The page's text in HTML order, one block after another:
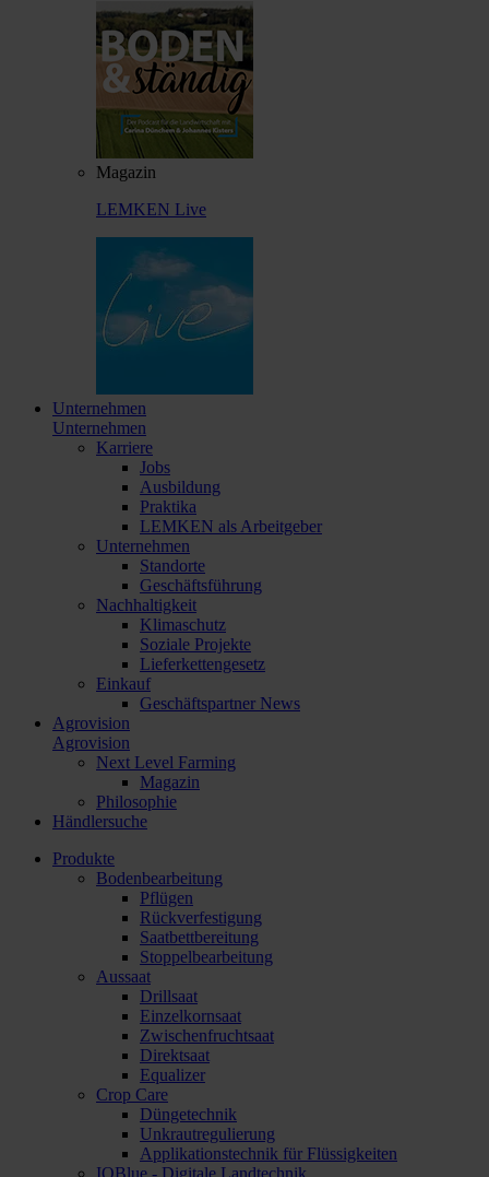
Magazin
LEMKEN Live
Unternehmen
Unternehmen
Karriere
Jobs
Ausbildung
Praktika
LEMKEN als Arbeitgeber
Unternehmen
Standorte
Geschäftsführung
Nachhaltigkeit
Klimaschutz
Soziale Projekte
Lieferkettengesetz
Einkauf
Geschäftspartner News
Agrovision
Agrovision
Next Level Farming
Magazin
Philosophie
Händlersuche
Produkte
Bodenbearbeitung
Pflügen
Rückverfestigung
Saatbettbereitung
Stoppelbearbeitung
Aussaat
Drillsaat
Einzelkornsaat
Zwischenfruchtsaat
Direktsaat
Equalizer
Crop Care
Düngetechnik
Unkrautregulierung
Applikationstechnik für Flüssigkeiten
IQBlue - Digitale Landtechnik